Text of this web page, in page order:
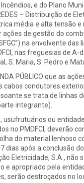
e do Plano
– Distribuição de
média e alta tensão e
de gestão do
na envolvente
nas freguesias de A-
S. Maria, S. Pedro e
PÚBLICO que as
condutores
se trata de linhas
integrante).
usufrutuários ou
no PMDFCI, deverão
do material lenhoso
após a conclusão
Eletricidade, S.A.,
apropriado pela
destroçados no